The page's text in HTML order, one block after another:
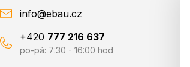
info@ebau.cz
+420 777 216 637
po-pá: 7:30 - 16:00 hod